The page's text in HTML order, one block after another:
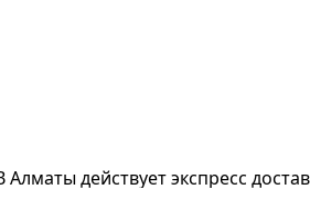
действует экспресс